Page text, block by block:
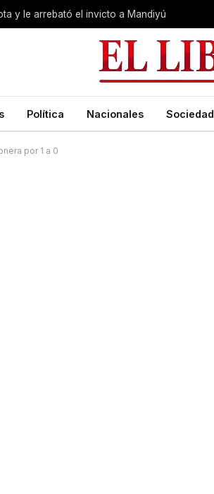
y le arrebató el invicto a Mandiyú
Política Nacionales Sociedad
por 1 a 0